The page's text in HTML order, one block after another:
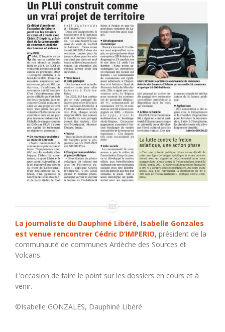
La journaliste du Dauphiné Libéré, Isabelle Gonzales
est venue rencontrer Cédric D’IMPERIO, président de la
communauté de communes Ardèche des Sources et
Volcans.
L’occasion de faire le point sur les dossiers en cours et à
venir.
©Isabelle GONZALES, Dauphiné Libéré